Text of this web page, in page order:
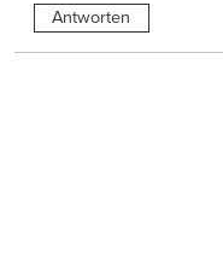
Antworten